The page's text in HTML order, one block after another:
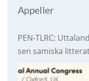
Appeller
PEN-TLRC:
sen samiska